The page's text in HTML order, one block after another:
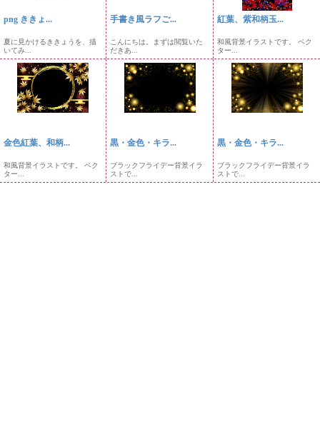
png ききょ...
夏に見かけるききょうを、描
いてみ...
手書き風ラフご...
こんにちは。まずは閲覧いた
だきあ...
紅葉、紫和柄玉...
和風背景イラストです。 ベク
ター...
金色紅葉、和柄...
和風背景イラストです。 ベク
ター...
黒・金色・キラ...
ブラックフライデー背景イラ
ストで...
黒・金色・キラ...
ブラックフライデー背景イラ
ストで...